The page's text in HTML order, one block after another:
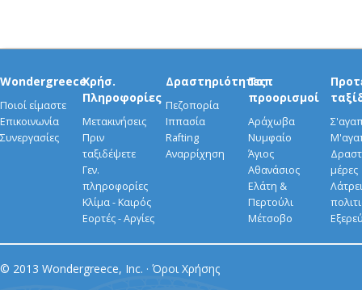
Wondergreece
Ποιοί είμαστε
Επικοινωνία
Συνεργασίες
Χρήσ.
Πληροφορίες
Μετακινήσεις
Πριν
ταξιδέψετε
Γεν.
πληροφορίες
Κλίμα - Καιρός
Εορτές - Αργίες
Δραστηριότητες
Πεζοπορία
Ιππασία
Rafting
Αναρρίχηση
Τοπ
προορισμοί
Αράχωβα
Νυμφαίο
Άγιος
Αθανάσιος
Ελάτη &
Περτούλι
Μέτσοβο
μέρες
© 2013 Wondergreece, Inc. · Όροι Χρήσης